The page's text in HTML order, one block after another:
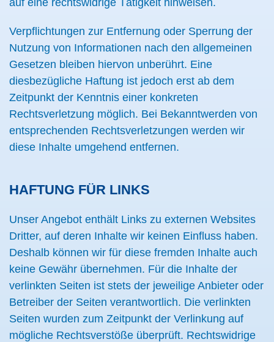
auf eine rechtswidrige Tätigkeit hinweisen.
Verpflichtungen zur Entfernung oder Sperrung der
Nutzung von Informationen nach den allgemeinen
Gesetzen bleiben hiervon unberührt. Eine
diesbezügliche Haftung ist jedoch erst ab dem
Zeitpunkt der Kenntnis einer konkreten
Rechtsverletzung möglich. Bei Bekanntwerden von
entsprechenden Rechtsverletzungen werden wir
diese Inhalte umgehend entfernen.
HAFTUNG FÜR LINKS
Unser Angebot enthält Links zu externen Websites
Dritter, auf deren Inhalte wir keinen Einfluss haben.
Deshalb können wir für diese fremden Inhalte auch
keine Gewähr übernehmen. Für die Inhalte der
verlinkten Seiten ist stets der jeweilige Anbieter oder
Betreiber der Seiten verantwortlich. Die verlinkten
Seiten wurden zum Zeitpunkt der Verlinkung auf
mögliche Rechtsverstöße überprüft. Rechtswidrige